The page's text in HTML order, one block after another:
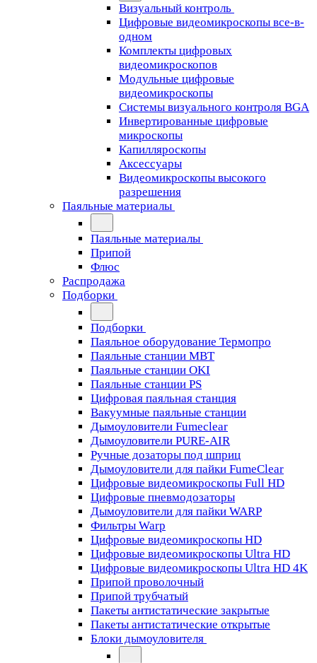
Визуальный контроль
Цифровые видеомикроскопы все-в-
одном
Комплекты цифровых
видеомикроскопов
Модульные цифровые
видеомикроскопы
Cистемы визуального контроля BGA
Инвертированные цифровые
микроскопы
Капилляроскопы
Аксессуары
Видеомикроскопы высокого
разрешения
Паяльные материалы
Паяльные материалы
Припой
Флюс
Распродажа
Подборки
Подборки
Паяльное оборудование Термопро
Паяльные станции MBT
Паяльные станции OKI
Паяльные станции PS
Цифровая паяльная станция
Вакуумные паяльные станции
Дымоуловители Fumeclear
Дымоуловители PURE-AIR
Ручные дозаторы под шприц
Дымоуловители для пайки FumeClear
Цифровые видеомикроскопы Full HD
Цифровые пневмодозаторы
Дымоуловители для пайки WARP
Фильтры Warp
Цифровые видеомикроскопы HD
Цифровые видеомикроскопы Ultra HD
Цифровые видеомикроскопы Ultra HD 4K
Припой проволочный
Припой трубчатый
Пакеты антистатические закрытые
Пакеты антистатические открытые
Блоки дымоуловителя